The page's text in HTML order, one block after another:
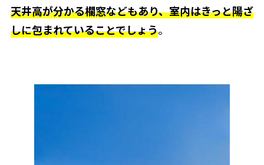
天井高が分かる欄窓などもあり、室内はきっと陽ざ
しに包まれていることでしょう。